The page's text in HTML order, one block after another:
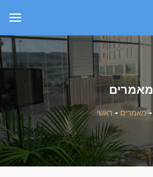
מאמרים
-מאמרים - ראשי